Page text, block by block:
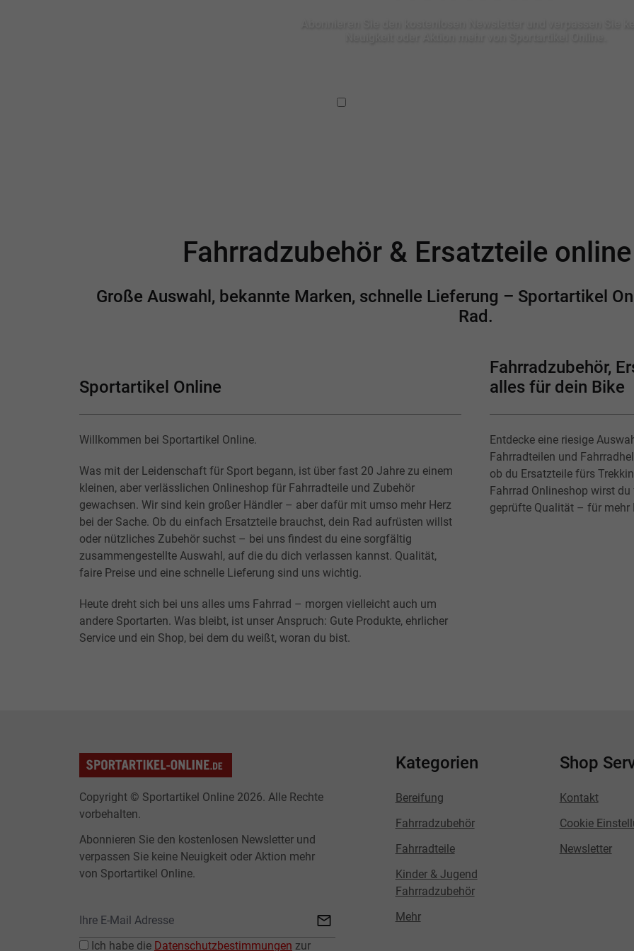
Ich habe die
Fahrradzubehör & Ersatzteile
Große Auswahl, bekannte Marken, schnelle Lieferung – Sportartikel
Rad.
Sportartikel Online
Willkommen bei Sportartikel Online.
Was mit der Leidenschaft für Sport begann, ist über fast 20 Jahre zu einem
kleinen, aber verlässlichen Onlineshop für Fahrradteile und Zubehör
gewachsen. Wir sind kein großer Händler – aber dafür mit umso mehr Herz
bei der Sache. Ob du einfach Ersatzteile brauchst, dein Rad aufrüsten willst
oder nützliches Zubehör suchst – bei uns findest du eine sorgfältig
zusammengestellte Auswahl, auf die du dich verlassen kannst. Qualität,
faire Preise und eine schnelle Lieferung sind uns wichtig.
Heute dreht sich bei uns alles ums Fahrrad – morgen vielleicht auch um
andere Sportarten. Was bleibt, ist unser Anspruch: Gute Produkte, ehrlicher
Service und ein Shop, bei dem du weißt, woran du bist.
Fahrradzubehör,
alles für dein Bike
Entdecke eine riesige
Fahrradteilen und
ob du Ersatzteile fürs
Fahrrad Onlineshop wirst
geprüfte Qualität – für mehr
Copyright © Sportartikel Online 2026. Alle Rechte
vorbehalten.
Abonnieren Sie den kostenlosen Newsletter und
verpassen Sie keine Neuigkeit oder Aktion mehr
von Sportartikel Online.
Ich habe die Datenschutzbestimmungen zur
Kategorien
Bereifung
Fahrradzubehör
Fahrradteile
Kinder & Jugend
Fahrradzubehör
Mehr
Shop
Kontakt
Cookie
Newsletter